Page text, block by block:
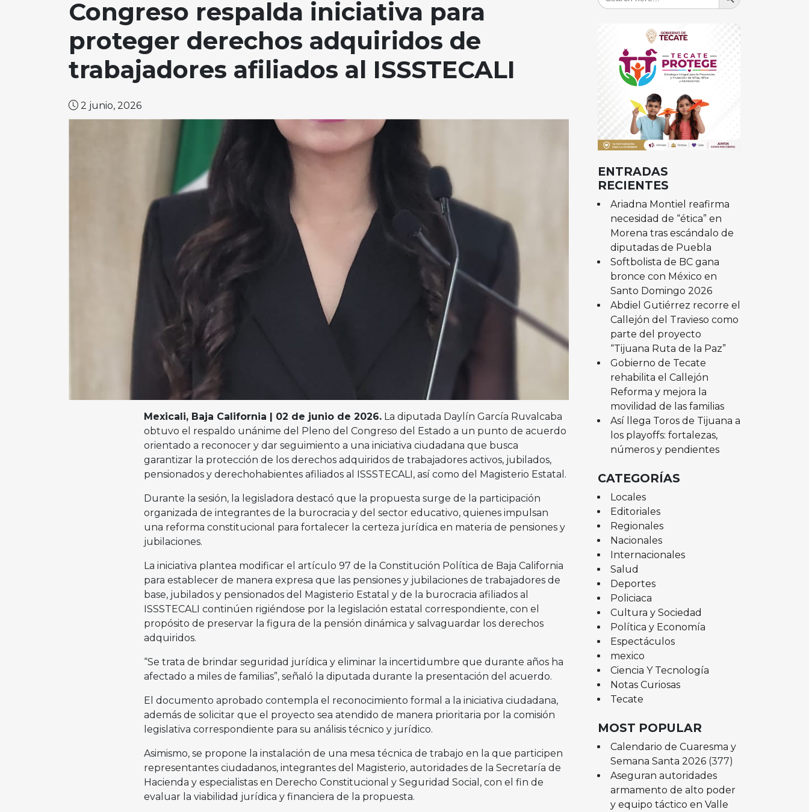
Congreso respalda iniciativa para
proteger derechos adquiridos de
trabajadores afiliados al ISSSTECALI
2 junio, 2026
Mexicali, Baja California | 02 de junio de 2026.La diputada Daylín García Ruvalcaba
obtuvo el respaldo unánime del Pleno del Congreso del Estado a un punto de acuerdo
orientado a reconocer y dar seguimiento a una iniciativa ciudadana que busca
garantizar la protección de los derechos adquiridos de trabajadores activos, jubilados,
pensionados y derechohabientes afiliados al ISSSTECALI, así como del Magisterio Estatal.
Durante la sesión, la legisladora destacó que la propuesta surge de la participación
organizada de integrantes de la burocracia y del sector educativo, quienes impulsan
una reforma constitucional para fortalecer la certeza jurídica en materia de pensiones y
jubilaciones.
La iniciativa plantea modificar el artículo 97 de la Constitución Política de Baja California
para establecer de manera expresa que las pensiones y jubilaciones de trabajadores de
base, jubilados y pensionados del Magisterio Estatal y de la burocracia afiliados al
ISSSTECALI continúen rigiéndose por la legislación estatal correspondiente, con el
propósito de preservar la figura de la pensión dinámica y salvaguardar los derechos
adquiridos.
“Se trata de brindar seguridad jurídica y eliminar la incertidumbre que durante años ha
afectado a miles de familias”, señaló la diputada durante la presentación del acuerdo.
El documento aprobado contempla el reconocimiento formal a la iniciativa ciudadana,
además de solicitar que el proyecto sea atendido de manera prioritaria por la comisión
legislativa correspondiente para su análisis técnico y jurídico.
Asimismo, se propone la instalación de una mesa técnica de trabajo en la que participen
representantes ciudadanos, integrantes del Magisterio, autoridades de la Secretaría de
Hacienda y especialistas en Derecho Constitucional y Seguridad Social, con el fin de
evaluar la viabilidad jurídica y financiera de la propuesta.
ENTRADAS
RECIENTES
Ariadna Montiel reafirma
necesidad de “ética” en
Morena tras escándalo de
diputadas de Puebla
Softbolista de BC gana
bronce con México en
Santo Domingo 2026
Abdiel Gutiérrez recorre el
Callejón del Travieso como
parte del proyecto
“Tijuana Ruta de la Paz”
Gobierno de Tecate
rehabilita el Callejón
Reforma y mejora la
movilidad de las familias
Así llega Toros de Tijuana a
los playoffs: fortalezas,
números y pendientes
CATEGORÍAS
Locales
Editoriales
Regionales
Nacionales
Internacionales
Salud
Deportes
Policiaca
Cultura y Sociedad
Política y Economía
Espectáculos
mexico
Ciencia Y Tecnología
Notas Curiosas
Tecate
MOST POPULAR
Calendario de Cuaresma y
Semana Santa 2026 (377)
Aseguran autoridades
armamento de alto poder
y equipo táctico en Valle